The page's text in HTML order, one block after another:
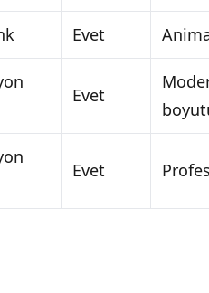
Evet
Evet
Evet